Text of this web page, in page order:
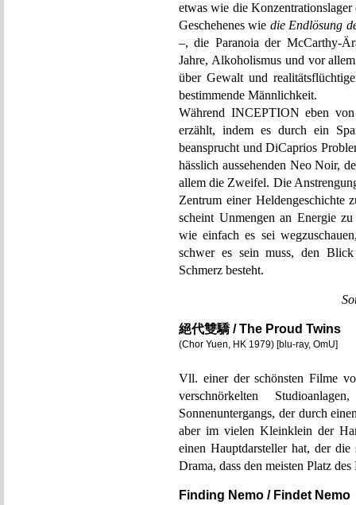
etwas wie die
Geschehenes wie die Endlösung
–, die Paranoia der McCarthy-
Jahre, Alkoholismus und vor
über Gewalt und
bestimmende Männlichkeit.
Während INCEPTION eben
erzählt, indem es durch ein
beansprucht und DiCaprios
hässlich aussehenden Neo Noir,
allem die Zweifel. Die
Zentrum einer Heldengeschichte
scheint Unmengen an Energie
wie einfach es sei
schwer es sein muss, den
Schmerz besteht.
絕代雙驕 / The Proud Twins
(Chor Yuen, HK 1979) [blu-ray, OmU]
Vll. einer der schönsten Filme
verschnörkelten
Sonnenuntergangs, der durch
aber im vielen Kleinklein der
einen Hauptdarsteller hat, der die
Drama, dass den meisten Platz
Finding Nemo / Findet Nemo